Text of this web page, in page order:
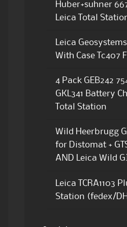
Huber+suhner
Leica Total
Leica
With Case Tc407
4 Pack GEB242
GKL341 Battery
Total Station
Wild Heerbrugg
for Distomat +
AND Leica Wild
Leica TCRA1103
Station (fedex/